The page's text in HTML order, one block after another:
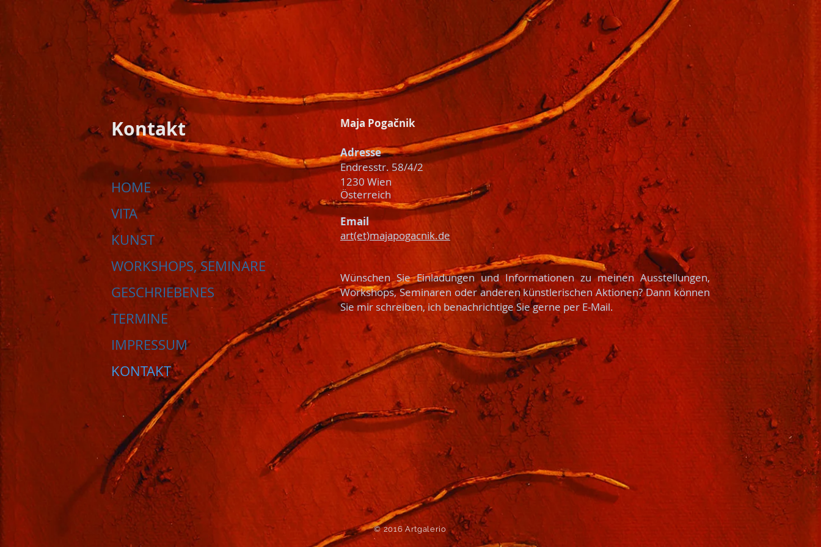
Kontakt
HOME
VITA
KUNST
WORKSHOPS, SEMINARE
GESCHRIEBENES
TERMINE
IMPRESSUM
KONTAKT
Maja Pogačnik
Adresse
Endresstr. 58/4/2
1230 Wien
Österreich
Email
art(et)majapogacnik.de
Wünschen Sie Einladungen und Informationen zu meinen Ausstellungen,
Workshops, Seminaren oder anderen künstlerischen Aktionen? Dann können
Sie mir schreiben, ich benachrichtige Sie gerne per E-Mail.
© 2016 Artgalerio